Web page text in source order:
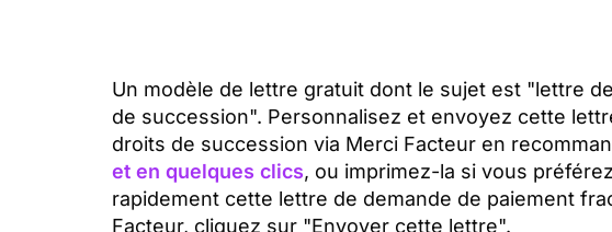
Un modèle de lettre gratuit dont le sujet est "lettre
de succession". Personnalisez et envoyez cette
droits de succession via Merci Facteur en
et en quelques clics, ou imprimez-la si vous
rapidement cette lettre de demande de paiement
Facteur, cliquez sur "Envoyer cette lettre".